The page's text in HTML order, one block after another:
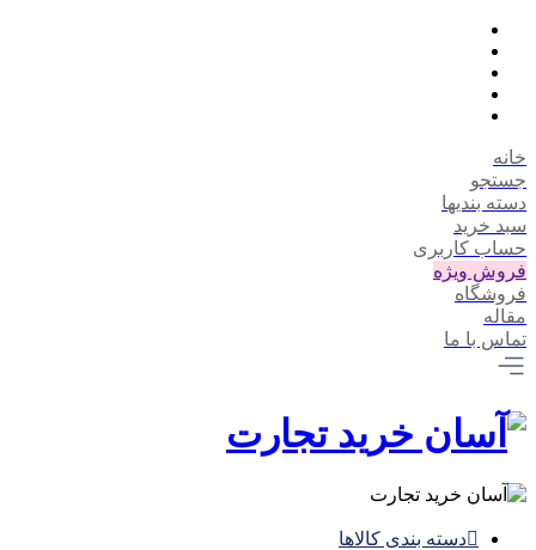
خانه
جستجو
دسته بندیها
سبد خرید
حساب کاربری
فروش ویژه
فروشگاه
مقاله
تماس با ما
دسته بندی کالاها